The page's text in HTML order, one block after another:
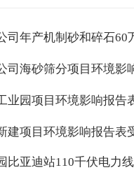
司年产机制砂和碎石
司海砂筛分项目环境影
业园项目环境影响报告
建项目环境影响报告表
比亚迪站110千伏电力